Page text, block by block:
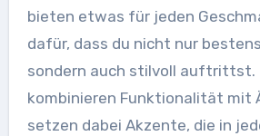
bieten etwas für jeden
dafür, dass du nicht nur
sondern auch stilvoll auftrittst.
kombinieren Funktionalität mit
setzen dabei Akzente, die in